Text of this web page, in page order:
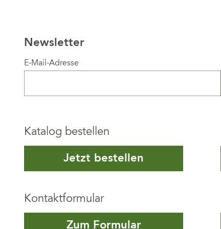
Newsletter
E-Mail-Adresse
Katalog bestellen
Jetzt bestellen
Kontaktformular
Zum Formular